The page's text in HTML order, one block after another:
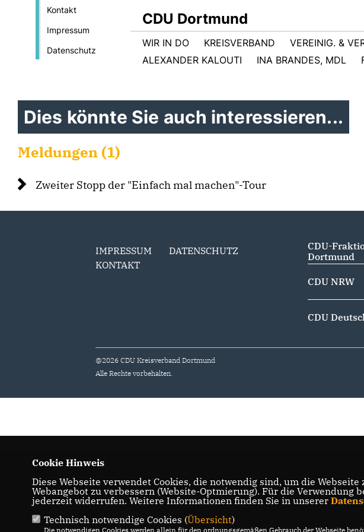
Kontakt
Impressum
Datenschutz
CDU Dortmund
WIR IN DO KREISVERBAND VEREINIG. &
ALEXANDER KALOUTI
INA BRANDES, MDL
Dies könnte Sie auch interessieren...
Meldungen (1)
Zweiter Stopp der "Einfach mal machen"-Tour
IMPRESSUM
DATENSCHUTZ
KONTAKT
CDU-
Dortmund
CDU NRW
CDU
@2026 CDU Kreisverband Dortmund
Alle Rechte vorbehalten.
Cookie Hinweis
Diese Webseite verwendet Cookies, die notwendig sind, um die
Webangebot zu verbessern (Website-Optmierung). Für die
jederzeit widerrufen. Weitere Informationen finden Sie in unserer
Technisch notwendige Cookies (Übersicht)
Die notwendigen Cookies werden allein für den ordnungsgemäßen Gebrauch der Webseite